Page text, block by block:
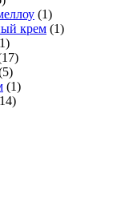
(1)
крем (1)
(1)